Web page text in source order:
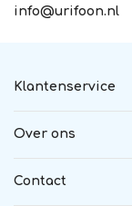
info@urifoon.nl
Klantenservice
Over ons
Contact